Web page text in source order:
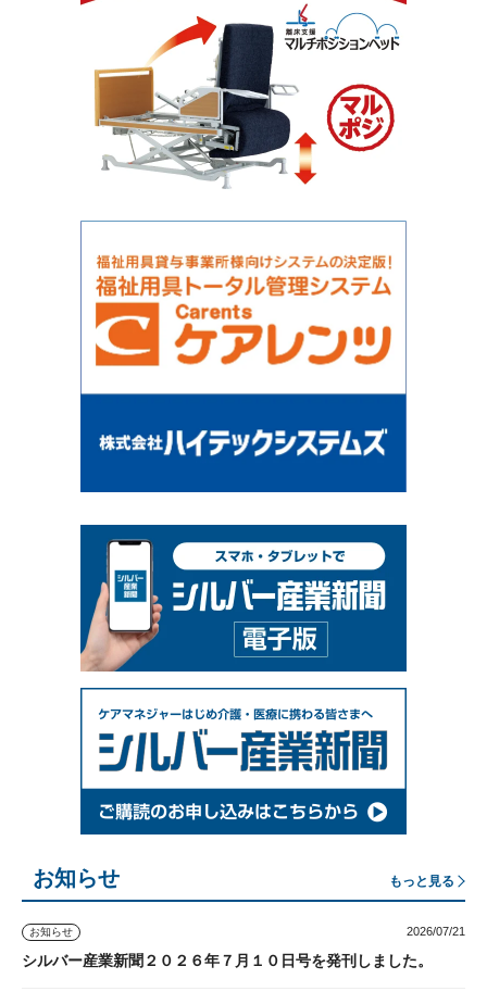
お知らせ もっと見る
お知らせ 2026/07/21
シルバー産業新聞２０２６年７月１０日号を発刊しました。